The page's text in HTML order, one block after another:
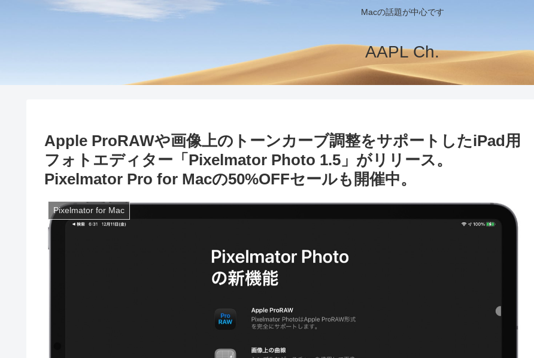
Macの話題が中心です
AAPL Ch.
Apple ProRAWや画像上のトーンカーブ調整をサポートしたiPad用
フォトエディター「Pixelmator Photo 1.5」がリリース。
Pixelmator Pro for Macの50%OFFセールも開催中。
Pixelmator for Mac